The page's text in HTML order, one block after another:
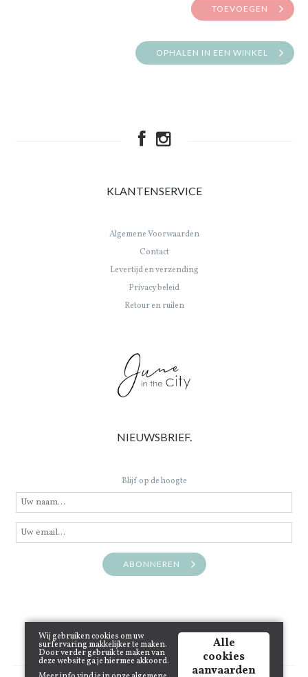
TOEVOEGEN
OPHALEN IN EEN WINKEL
KLANTENSERVICE
Algemene Voorwaarden
Contact
Levertijd en verzending
Privacy beleid
Retour en ruilen
NIEUWSBRIEF.
Blijf op de hoogte
ABONNEREN
Wij gebruiken cookies om uw
surfervaring makkelijker te maken.
Door verder gebruik te maken van
deze website ga je hiermee akkoord.
Alle
cookies
aanvaarden